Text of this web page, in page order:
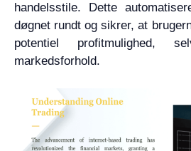
handelsstile. Dette
døgnet rundt og sikrer, at
potentiel profitmulighed,
markedsforhold.